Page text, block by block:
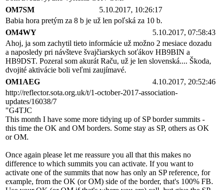
OM7SM
5.10.2017, 10:26:17
Babia hora pretým za 8 b je už len poľská za 10 b.
OM4WY
5.10.2017, 07:58:43
Ahoj, ja som zachytil tieto informácie už možno 2 mesiace dozadu
a naposledy pri návšteve švajčiarskych soťákov HB9BIN a
HB9DST. Pozeral som akurát Raču, už je len slovenská.... Škoda,
dvojité aktivácie boli veľmi zaujímavé.
OM1AEG
4.10.2017, 20:52:46
http://reflector.sota.org.uk/t/1-october-2017-association-
updates/16038/7
"G4TJC
This month I have some more tidying up of SP border summits -
this time the OK and OM borders. Some stay as SP, others as OK
or OM.
Once again please let me reassure you all that this makes no
difference to which summits you can activate. If you want to
activate one of the summits that now has only an SP reference, for
example, from the OK (or OM) side of the border, that's 100% FB.